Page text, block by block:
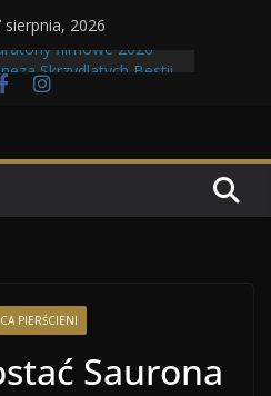
2026
filmowe 2026
Skrzydlatych Bestii
krasnoludów z elfami
PIERŚCIENI
Saurona